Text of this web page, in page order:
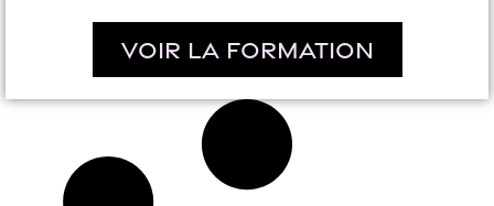
Voir la formation